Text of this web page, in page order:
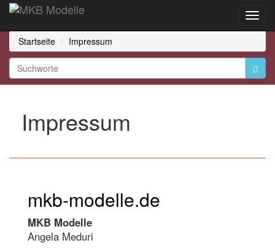
Startseite
Impressum
Impressum
mkb-modelle.de
MKB Modelle
Angela Meduri